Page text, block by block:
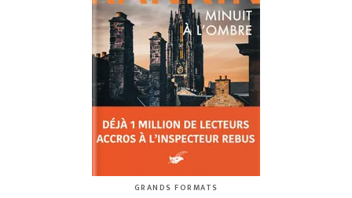
GRANDS FORMATS